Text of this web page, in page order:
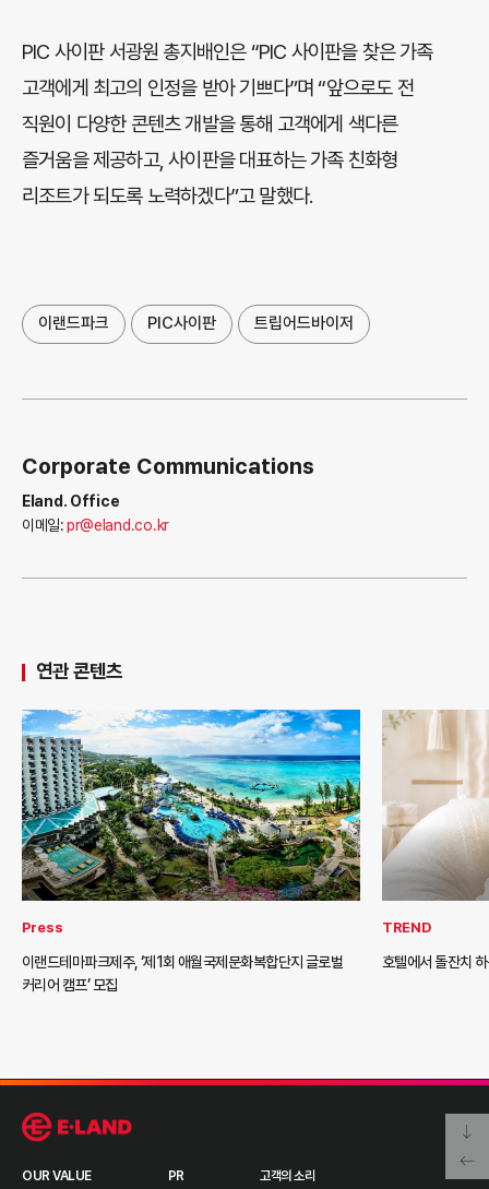
PIC 사이판 서광원 총지배인은 “PIC 사이판을 찾은 가족
고객에게 최고의 인정을 받아 기쁘다”며 “앞으로도 전
직원이 다양한 콘텐츠 개발을 통해 고객에게 색다른
즐거움을 제공하고, 사이판을 대표하는 가족 친화형
리조트가 되도록 노력하겠다”고 말했다.
이랜드파크 PIC사이판 트립어드바이저
Corporate Communications
Eland. Office
이메일:pr@eland.co.kr
연관 콘텐츠
Press
이랜드테마파크제주, ‘제1회 애월국제문화복합단지 글로벌
커리어 캠프’ 모집
TREND
호텔에서 돌잔치
OUR VALUE PR 고객의 소리